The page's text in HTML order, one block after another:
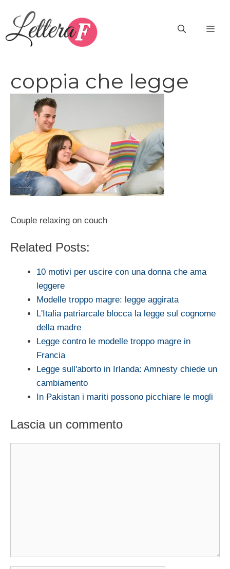
contenuto
coppia che legge
Couple relaxing on couch
Related Posts:
10 motivi per uscire con una donna che ama
leggere
Modelle troppo magre: legge aggirata
L'Italia patriarcale blocca la legge sul cognome
della madre
Legge contro le modelle troppo magre in
Francia
Legge sull'aborto in Irlanda: Amnesty chiede un
cambiamento
In Pakistan i mariti possono picchiare le mogli
Lascia un commento